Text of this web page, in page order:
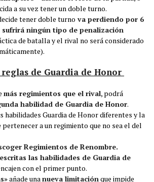
a su vez tener un doble turno.
tener doble turno va perdiendo por 6
sufrirá ningún tipo de penalización
de batalla y el rival no será considerado
reglas de Guardia de Honor
más regimientos que el rival, podrá
habilidad de Guardia de Honor.
habilidades Guardia de Honor diferentes y la
pertenecer a un regimiento que no sea el del
Regimientos de Renombre.
las habilidades de Guardia de
con el primer punto.
añade unanueva limitaciónque impide